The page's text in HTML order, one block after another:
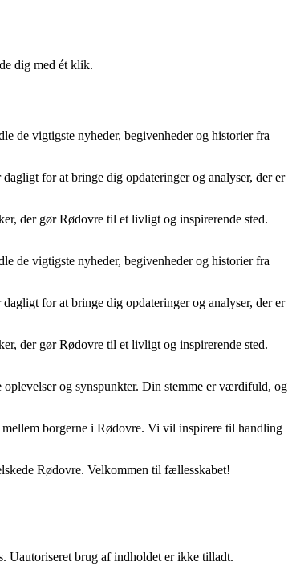
dig med ét klik.
de vigtigste nyheder, begivenheder og historier fra
for at bringe dig opdateringer og analyser, der er
der gør Rødovre til et livligt og inspirerende sted.
de vigtigste nyheder, begivenheder og historier fra
for at bringe dig opdateringer og analyser, der er
der gør Rødovre til et livligt og inspirerende sted.
og synspunkter. Din stemme er værdifuld, og
borgerne i Rødovre. Vi vil inspirere til handling
Rødovre. Velkommen til fællesskabet!
Uautoriseret brug af indholdet er ikke tilladt.